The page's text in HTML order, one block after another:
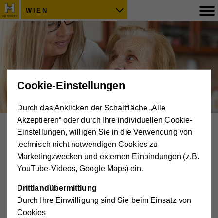
WIEN
Pflege & Betreuung
Tageszentren für Senior*innen
Seniorenwohngemeinschaften
Pflegende Angehörige
Pflege und Betreuung zuhause
Cookie-Einstellungen
Durch das Anklicken der Schaltfläche „Alle
Akzeptieren“ oder durch Ihre individuellen Cookie-
Einstellungen, willigen Sie in die Verwendung von
technisch nicht notwendigen Cookies zu
Marketingzwecken und externen Einbindungen (z.B.
YouTube-Videos, Google Maps) ein.
Drittlandübermittlung
Durch Ihre Einwilligung sind Sie beim Einsatz von
Cookies